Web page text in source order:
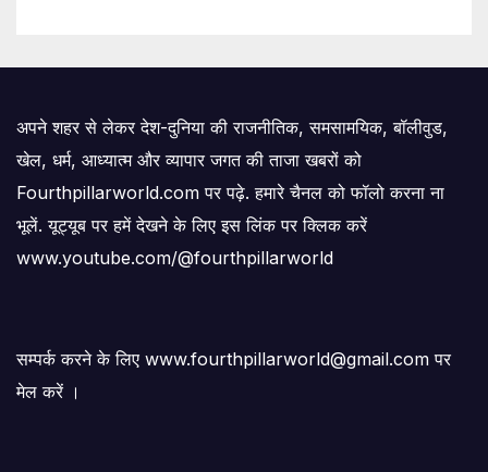
अपने शहर से लेकर देश-दुनिया की राजनीतिक, समसामयिक, बॉलीवुड,
खेल, धर्म, आध्यात्म और व्यापार जगत की ताजा खबरों को
Fourthpillarworld.com पर पढ़े. हमारे चैनल को फॉलो करना ना
भूलें. यूट्यूब पर हमें देखने के लिए इस लिंक पर क्लिक करें
www.youtube.com/@fourthpillarworld
सम्पर्क करने के लिए www.fourthpillarworld@gmail.com पर
मेल करें ।